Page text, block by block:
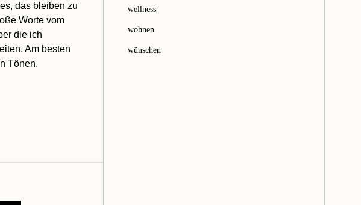
das bleiben zu
Worte vom
die ich
Am besten
Tönen.
wellness
wohnen
wünschen